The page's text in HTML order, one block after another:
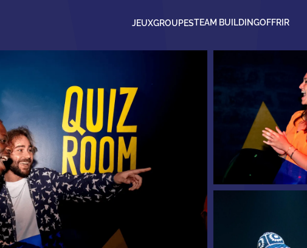
JEUXGROUPESTEAM BUILDINGOFFRIR